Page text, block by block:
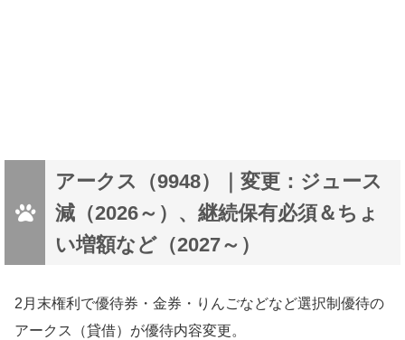
アークス（9948）｜変更：ジュース
減（2026～）、継続保有必須＆ちょ
い増額など（2027～）
2月末権利で優待券・金券・りんごなどなど選択制優待の
アークス（貸借）が優待内容変更。